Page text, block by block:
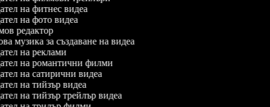
на фитнес видеа
на фото видеа
редактор
музика за създаване на видеа
на реклами
на романтични филми
на сатирични видеа
на тийзър видеа
на тийзър трейлър видеа